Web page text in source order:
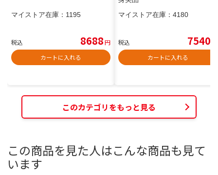
マイストア在庫： 1195
税込 8688円
カートに入れる
マイストア在庫： 4180
税込 7540
カートに入れる
このカテゴリをもっと見る
この商品を見た人はこんな商品も見て
います